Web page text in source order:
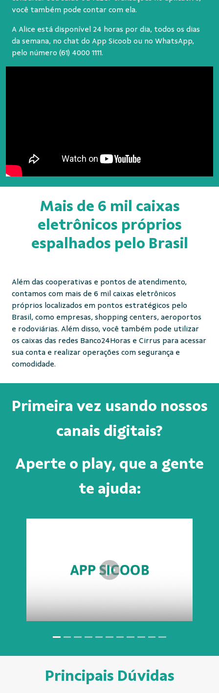
você também pode contar com ela.
A Alice está disponível 24 horas por dia, todos os dias
da semana, no chat do App Sicoob ou no WhatsApp,
pelo número (61) 4000 1111.
Mais de 6 mil caixas
eletrônicos próprios
espalhados pelo Brasil
Além das cooperativas e pontos de atendimento,
contamos com mais de 6 mil caixas eletrônicos
próprios localizados em pontos estratégicos pelo
Brasil, como empresas, shopping centers, aeroportos
e rodoviárias. Além disso, você também pode utilizar
os caixas das redes Banco24Horas e Cirrus para acessar
sua conta e realizar operações com segurança e
comodidade.
Primeira vez usando nossos
canais digitais?
Aperte o play, que a gente
te ajuda:
Principais Dúvidas